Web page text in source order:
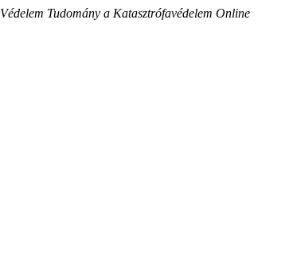
Védelem Tudomány a Katasztrófavédelem Online